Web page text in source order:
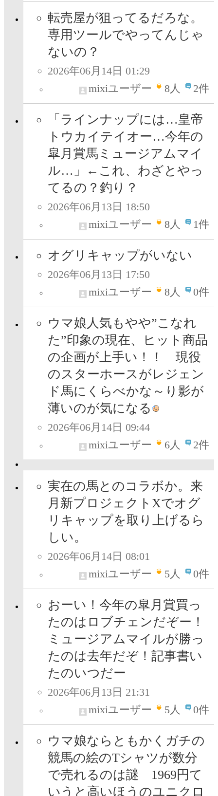
転売屋が狙ってるだろな。
専用ツールでやってんじゃ
ないの？
2026年06月14日 01:29
mixiユーザー
8人 2件
「ラインナップには…皇帝
トウカイテイオー…今年の
皐月賞馬ミュージアムマイ
ル…」←これ、わざとやっ
てるの？釣り？
2026年06月13日 18:50
mixiユーザー
8人 1件
オグリキャップがいない
2026年06月13日 17:50
mixiユーザー
8人 0件
ウマ娘人気もやや”こなれ
た”印象の現在、ヒット商品
の企画が上手い！！ 現役
のスターホースがレジェン
ド馬にくらべかな～り影が
薄いのが気になる
2026年06月14日 09:44
mixiユーザー
6人 2件
実在の馬とのコラボか。来
月新プロジェクトXでオグ
リキャップを取り上げるら
しい。
2026年06月14日 08:01
mixiユーザー
5人 0件
おーい！今年の皐月賞買っ
たのはロブチェンだぞー！
ミュージアムマイルが勝っ
たのは去年だぞ！記事書い
たのいつだー
2026年06月13日 21:31
mixiユーザー
5人 0件
ウマ娘ならともかくガチの
競馬の絵のTシャツが数分
で売れるのは謎 1969円て
いうと高いほうのユニクロ